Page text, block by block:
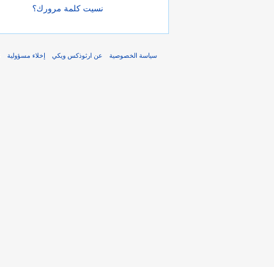
نسيت كلمة مرورك؟
سياسة الخصوصية عن ارثوذكس ويكي إخلاء مسؤولية